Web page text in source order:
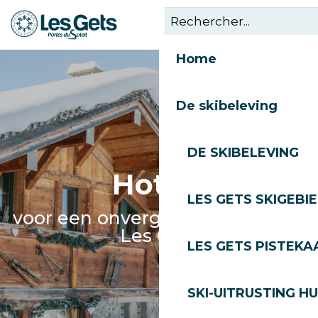
Aller
au
Home
De skibeleving
DE SKIBELEVING
LES GETS
LES GETS
SKI-UITRUSTING
Hotels
voor een onvergetelijk verblijf in
Les Gets